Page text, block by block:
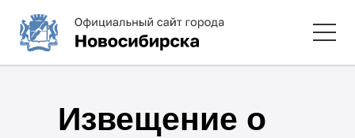
Извещение о